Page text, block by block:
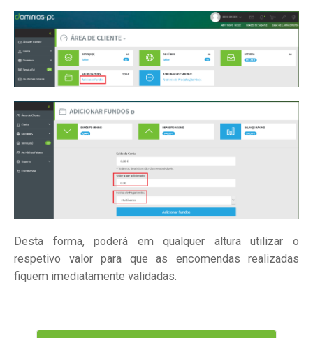
Desta forma, poderá em qualquer altura utilizar o
respetivo valor para que as encomendas realizadas
fiquem imediatamente validadas.